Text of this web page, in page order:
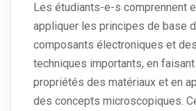
Les étudiants-e-s comprennent
appliquer les principes de base
composants électroniques et
techniques importants, en
propriétés des matériaux et en
des concepts microscopiques.